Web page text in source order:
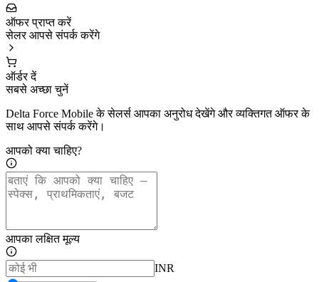
ऑफर प्राप्त करें
सेलर आपसे संपर्क करेंगे
ऑर्डर दें
सबसे अच्छा चुनें
Delta Force Mobile के सेलर्स आपका अनुरोध देखेंगे और व्यक्तिगत ऑफर के
साथ आपसे संपर्क करेंगे।
आपको क्या चाहिए?
आपका लक्षित मूल्य
INR